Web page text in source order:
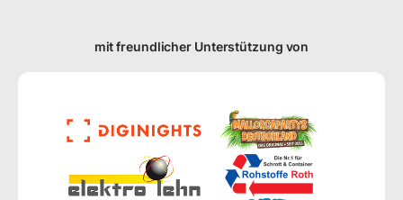
mit freundlicher Unterstützung von